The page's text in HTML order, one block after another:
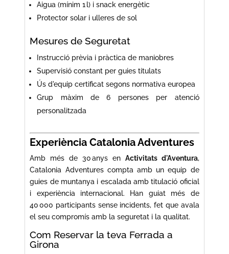
Aigua (mínim 1 l) i snack energètic
Protector solar i ulleres de sol
Mesures de Seguretat
Instrucció prèvia i pràctica de maniobres
Supervisió constant per guies titulats
Ús d'equip certificat segons normativa europea
Grup màxim de 6 persones per atenció
personalitzada
Experiència Catalonia Adventures
Amb més de 30 anys en Activitats d'Aventura,
Catalonia Adventures compta amb un equip de
guies de muntanya i escalada amb titulació oficial
i experiència internacional. Han guiat més de
40 000 participants sense incidents, fet que avala
el seu compromís amb la seguretat i la qualitat.
Com Reservar la teva Ferrada a
Girona